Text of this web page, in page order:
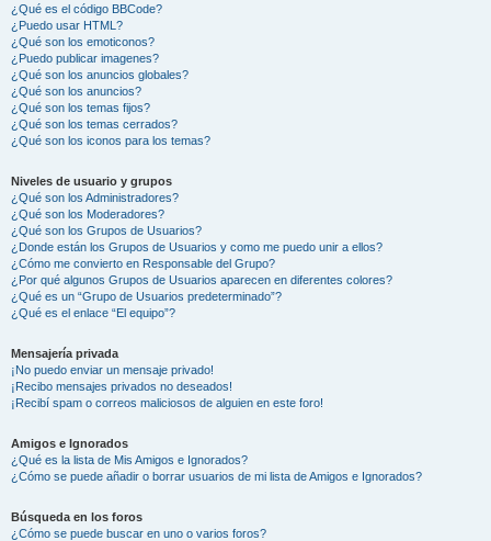
¿Qué es el código BBCode?
¿Puedo usar HTML?
¿Qué son los emoticonos?
¿Puedo publicar imagenes?
¿Qué son los anuncios globales?
¿Qué son los anuncios?
¿Qué son los temas fijos?
¿Qué son los temas cerrados?
¿Qué son los iconos para los temas?
Niveles de usuario y grupos
¿Qué son los Administradores?
¿Qué son los Moderadores?
¿Qué son los Grupos de Usuarios?
¿Donde están los Grupos de Usuarios y como me puedo unir a ellos?
¿Cómo me convierto en Responsable del Grupo?
¿Por qué algunos Grupos de Usuarios aparecen en diferentes colores?
¿Qué es un “Grupo de Usuarios predeterminado”?
¿Qué es el enlace “El equipo”?
Mensajería privada
¡No puedo enviar un mensaje privado!
¡Recibo mensajes privados no deseados!
¡Recibí spam o correos maliciosos de alguien en este foro!
Amigos e Ignorados
¿Qué es la lista de Mis Amigos e Ignorados?
¿Cómo se puede añadir o borrar usuarios de mi lista de Amigos e Ignorados?
Búsqueda en los foros
¿Cómo se puede buscar en uno o varios foros?